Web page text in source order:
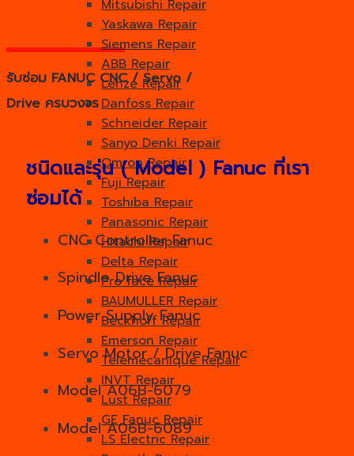
Mitsubishi Repair
Yaskawa Repair
Siemens Repair
ABB Repair
Lenze Repair
Danfoss Repair
Schneider Repair
Sanyo Denki Repair
Omron Repair
Fuji Repair
Toshiba Repair
Panasonic Repair
Hitachi Repair
Delta Repair
Pro face Repair
BAUMULLER Repair
Beckhoff Repair
Emerson Repair
Telemecanique Repair
INVT Repair
Lust Repair
GE Fanuc Repair
LS Electric Repair
รับซ่อม FANUC CNC / Servo /
Drive ครบวงจร
ชนิดและรุ่น ( Model ) Fanuc ที่เรา
ซ่อมได้
CNC Controller Fanuc
Spindle Drive Fanuc
Power Supply Fanuc
Servo Motor / Drive Fanuc
Model A06B-6079
Model A06B-6089